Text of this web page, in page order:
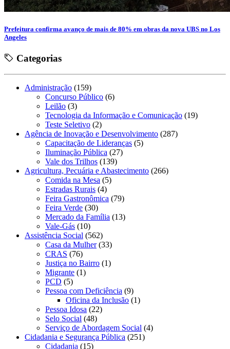
Prefeitura confirma avanço de mais de 80% em obras da nova UBS no Los
Angeles
Categorias
Administração (159)
Concurso Público (6)
Leilão (3)
Tecnologia da Informação e Comunicação (19)
Teste Seletivo (2)
Agência de Inovação e Desenvolvimento (287)
Capacitação de Lideranças (5)
Iluminação Pública (27)
Vale dos Trilhos (139)
Agricultura, Pecuária e Abastecimento (266)
Comida na Mesa (5)
Estradas Rurais (4)
Feira Gastronômica (79)
Feira Verde (30)
Mercado da Família (13)
Vale-Gás (10)
Assistência Social (562)
Casa da Mulher(33)
CRAS (76)
Justiça no Bairro (1)
Migrante (1)
PCD (5)
Pessoa com Deficiência (9)
Oficina da Inclusão (1)
Pessoa Idosa (22)
Selo Social (48)
Serviço de Abordagem Social (4)
Cidadania e Segurança Pública (251)
Cidadania (15)